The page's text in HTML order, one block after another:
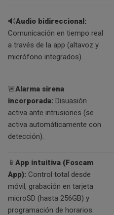
🔊Audio bidireccional:
Comunicación en tiempo real
a través de la app (altavoz y
micrófono integrados).
🚨Alarma sirena
incorporada: Disuasión
activa ante intrusiones (se
activa automáticamente con
detección).
📱 App intuitiva (Foscam
App): Control total desde
móvil, grabación en tarjeta
microSD (hasta 256GB) y
programación de horarios.